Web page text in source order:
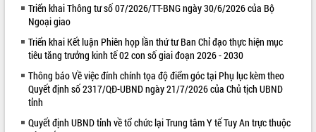
Hội nghị UBND tỉnh Đắk Lắk thường kỳ
tháng 7/2026
Lễ truy tặng danh hiệu “Bà Mẹ Việt
Nam Anh hùng” và trao Huân chương
UBND tỉnh Đắk Lắk triển khai nhiệm
vụ 6 tháng cuối năm 2026
Kỳ họp thứ Hai, Hội đồng nhân dân
ALBUM ẢNH
Triển khai Thông tư số 07/2026/TT-BNG ngày 30/6/2026 của Bộ
Ngoại giao
Triển khai Kết luận Phiên họp lần thứ tư Ban Chỉ đạo thực hiện mục
tiêu tăng trưởng kinh tế 02 con số giai đoạn 2026 - 2030
Thông báo Về việc đính chính tọa độ điểm góc tại Phụ lục kèm theo
Quyết định số 2317/QĐ-UBND ngày 21/7/2026 của Chủ tịch UBND
tỉnh
Quyết định UBND tỉnh về tổ chức lại Trung tâm Y tế Tuy An trực thuộc